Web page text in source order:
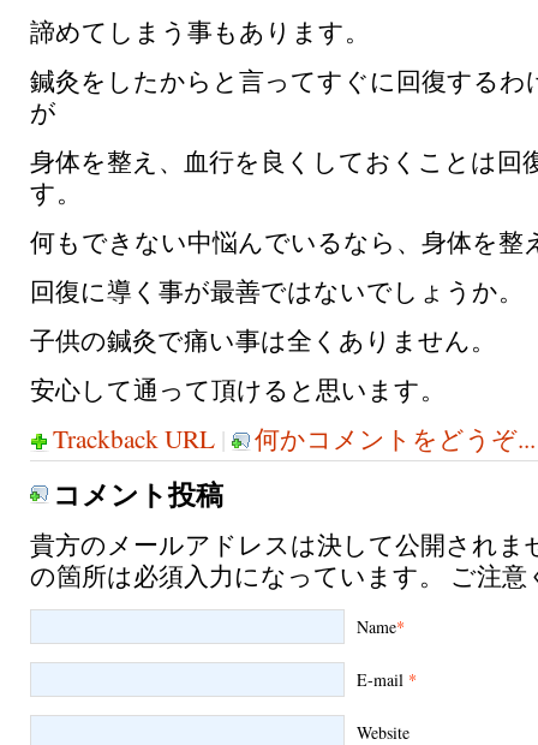
諦めてしまう事もあります。
鍼灸をしたからと言ってすぐに回復する
が
身体を整え、血行を良くしておくことは回
す。
何もできない中悩んでいるなら、身体を整
回復に導く事が最善ではないでしょうか。
子供の鍼灸で痛い事は全くありません。
安心して通って頂けると思います。
Trackback URL | 何かコメントをどうぞ...
コメント投稿
貴方のメールアドレスは決して公開されま
の箇所は必須入力になっています。 ご注
Name*
E-mail *
Website